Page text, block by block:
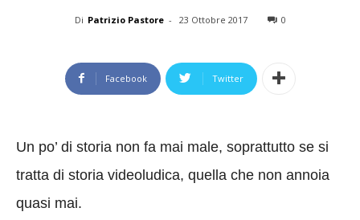
Di Patrizio Pastore - 23 Ottobre 2017 0
Facebook Twitter
Un po’ di storia non fa mai male, soprattutto se si
tratta di storia videoludica, quella che non annoia
quasi mai.